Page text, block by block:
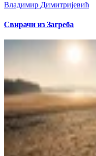
Владимир Димитријевић
Свирачи из Загреба